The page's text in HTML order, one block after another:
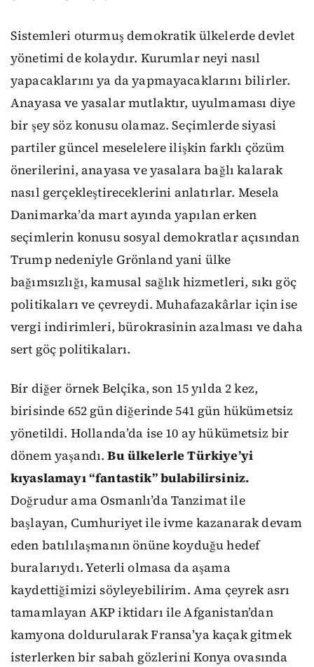
Sistemleri oturmuş demokratik ülkelerde devlet
yönetimi de kolaydır. Kurumlar neyi nasıl
yapacaklarını ya da yapmayacaklarını bilirler.
Anayasa ve yasalar mutlaktır, uyulmaması diye
bir şey söz konusu olamaz. Seçimlerde siyasi
partiler güncel meselelere ilişkin farklı çözüm
önerilerini, anayasa ve yasalara bağlı kalarak
nasıl gerçekleştireceklerini anlatırlar. Mesela
Danimarka’da mart ayında yapılan erken
seçimlerin konusu sosyal demokratlar açısından
Trump nedeniyle Grönland yani ülke
bağımsızlığı, kamusal sağlık hizmetleri, sıkı göç
politikaları ve çevreydi. Muhafazakârlar için ise
vergi indirimleri, bürokrasinin azalması ve daha
sert göç politikaları.
Bir diğer örnek Belçika, son 15 yılda 2 kez,
birisinde 652 gün diğerinde 541 gün hükümetsiz
yönetildi. Hollanda’da ise 10 ay hükümetsiz bir
dönem yaşandı.Bu ülkelerle Türkiye’yi
kıyaslamayı “fantastik” bulabilirsiniz.
Doğrudur ama Osmanlı’da Tanzimat ile
başlayan, Cumhuriyet ile ivme kazanarak devam
eden batılılaşmanın önüne koyduğu hedef
buralarıydı. Yeterli olmasa da aşama
kaydettiğimizi söyleyebilirim. Ama çeyrek asrı
tamamlayan AKP iktidarı ile Afganistan’dan
kamyona doldurularak Fransa’ya kaçak gitmek
isterlerken bir sabah gözlerini Konya ovasında